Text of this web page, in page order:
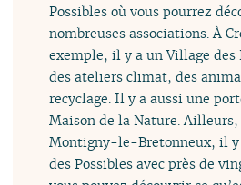
Possibles où vous pourrez
nombreuses associations. À
exemple, il y a un Village des
des ateliers climat, des
recyclage. Il y a aussi une
Maison de la Nature.
Montigny-le-Bretonneux, il y
des Possibles avec près de